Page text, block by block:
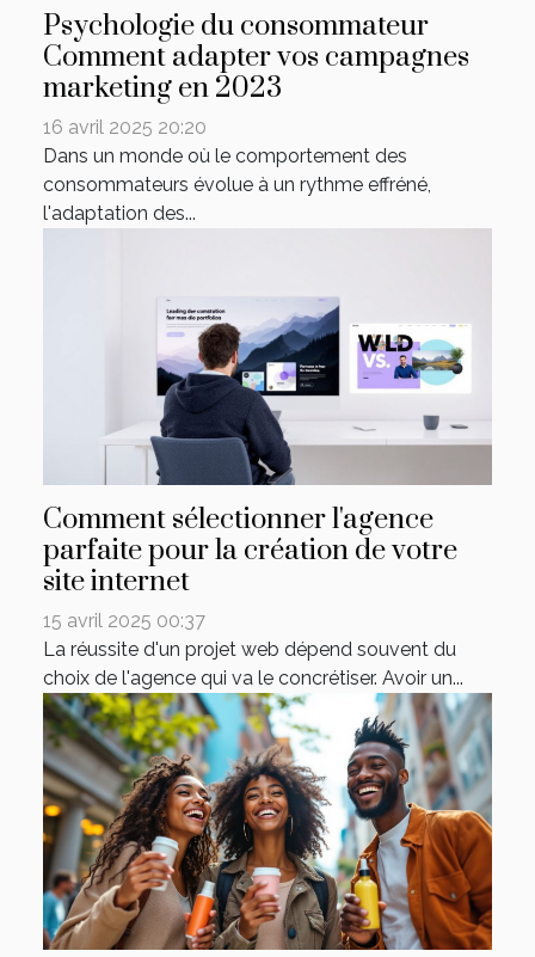
Psychologie du consommateur
Comment adapter vos campagnes
marketing en 2023
16 avril 2025 20:20
Dans un monde où le comportement des
consommateurs évolue à un rythme effréné,
l'adaptation des...
Comment sélectionner l'agence
parfaite pour la création de votre
site internet
15 avril 2025 00:37
La réussite d'un projet web dépend souvent du
choix de l'agence qui va le concrétiser. Avoir un...